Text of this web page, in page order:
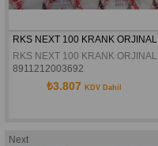
RKS NEXT 100 KRANK ORJINAL
RKS NEXT 100 KRANK ORJINAL
8911212003692
₺3.807 KDV Dahil
Next